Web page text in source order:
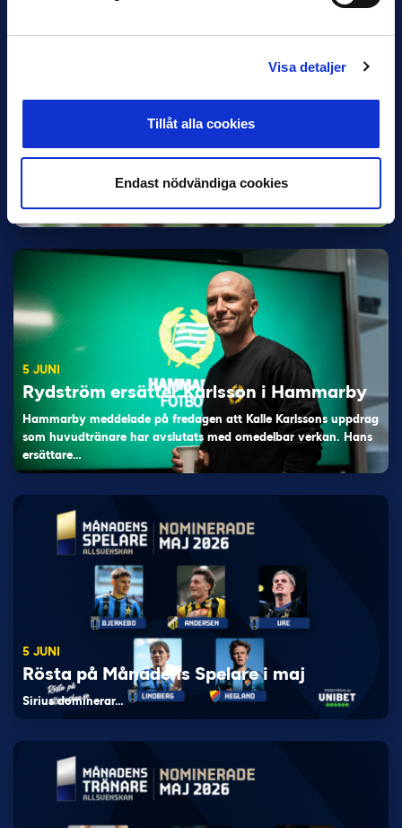
Visa detaljer
Tillåt alla cookies
Endast nödvändiga cookies
Han nätade snyggast i maj: “Ett alldeles
otroligt mål”
Magnusson fick flest…
5 JUNI
Rydström ersätter Karlsson i Hammarby
Hammarby meddelade på fredagen att Kalle Karlssons uppdrag
som huvudtränare har avslutats med omedelbar verkan. Hans
ersättare…
5 JUNI
Rösta på Månadens Spelare i maj
Sirius dominerar…